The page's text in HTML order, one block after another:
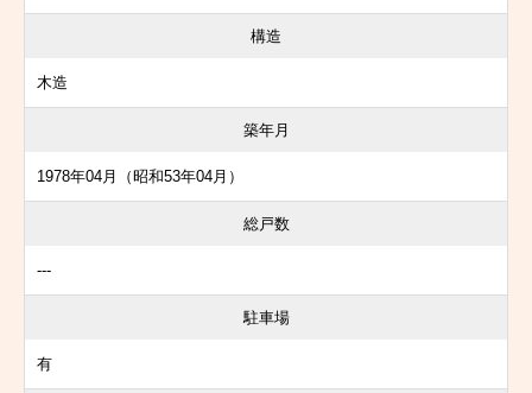
構造
木造
築年月
1978年04月（昭和53年04月）
総戸数
---
駐車場
有